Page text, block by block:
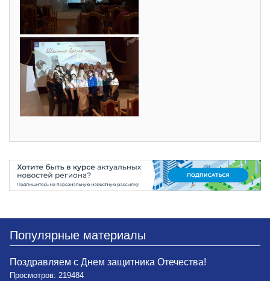
Популярные материалы
Поздравляем с Днем защитника Отечества!
Просмотров: 219484